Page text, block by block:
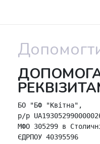
БО "БФ "Квітна",
р/р
МФО 305299 в
ЄДРПОУ 40395596